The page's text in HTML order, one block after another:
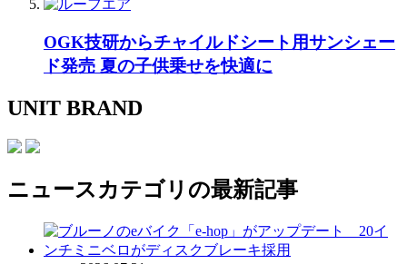
OGK技研からチャイルドシート用サンシェー
ド発売 夏の子供乗せを快適に
UNIT BRAND
ニュース カテゴリの最新記事